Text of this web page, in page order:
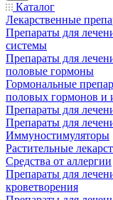
Каталог
Лекарственные
Препараты для
системы
Препараты для
половые гормоны
Гормональные
половых гормонов и
Препараты для
Препараты для
Иммуностимуляторы
Растительные
Средства от аллергии
Препараты для
кроветворения